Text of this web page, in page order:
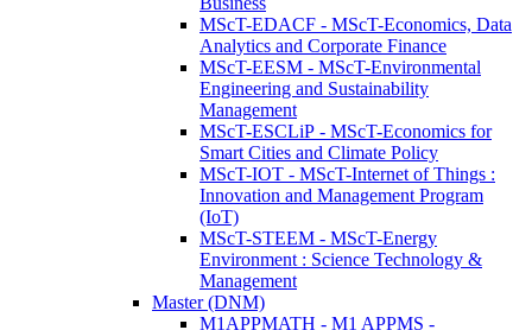
MScT-EDACF - MScT-Economics, Data
Analytics and Corporate Finance
MScT-EESM - MScT-Environmental
Engineering and Sustainability
Management
MScT-ESCLiP - MScT-Economics for
Smart Cities and Climate Policy
MScT-IOT - MScT-Internet of Things :
Innovation and Management Program
(IoT)
MScT-STEEM - MScT-Energy
Environment : Science Technology &
Management
Master (DNM)
M1APPMATH - M1 APPMS -